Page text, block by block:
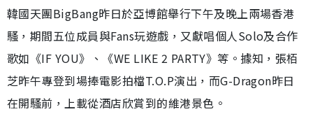
韓國天團BigBang昨日於亞博館舉行下午及晚上兩場香港
騷，期間五位成員與Fans玩遊戲，又獻唱個人Solo及合作
歌如《IF YOU》、《WE LIKE 2 PARTY》等。據知，張栢
芝昨午專登到場捧電影拍檔T.O.P演出，而G-Dragon昨日
在開騷前，上載從酒店欣賞到的維港景色。